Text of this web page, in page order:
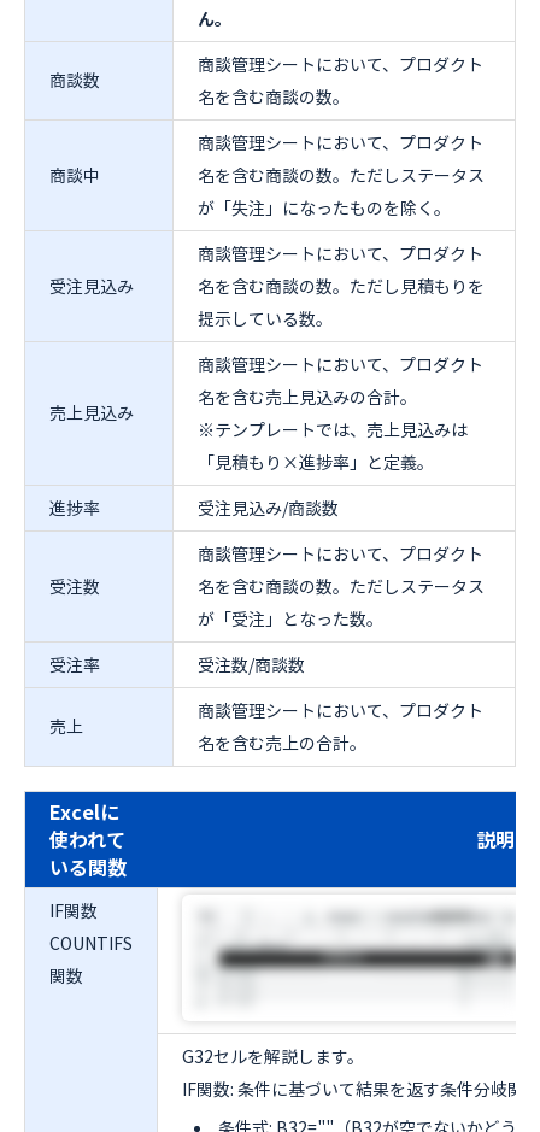
ん。
商談数
商談管理シートにおいて、プロダクト
名を含む商談の数。
商談中
商談管理シートにおいて、プロダクト
名を含む商談の数。ただしステータス
が「失注」になったものを除く。
受注見込み
商談管理シートにおいて、プロダクト
名を含む商談の数。ただし見積もりを
提示している数。
売上見込み
商談管理シートにおいて、プロダクト
名を含む売上見込みの合計。
※テンプレートでは、売上見込みは
「見積もり×進捗率」と定義。
進捗率
受注見込み/商談数
受注数
商談管理シートにおいて、プロダクト
名を含む商談の数。ただしステータス
が「受注」となった数。
受注率
受注数/商談数
売上
商談管理シートにおいて、プロダクト
名を含む売上の合計。
Excelに
使われて
いる関数
説明
IF関数
COUNTIFS
関数
G32セルを解説します。
IF関数: 条件に基づいて結果を返す条件分岐関